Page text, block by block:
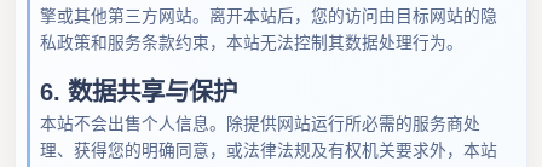
擎或其他第三方网站。离开本站后，您的访问由目标网站的隐
私政策和服务条款约束，本站无法控制其数据处理行为。
6. 数据共享与保护
本站不会出售个人信息。除提供网站运行所必需的服务商处
理、获得您的明确同意，或法律法规及有权机关要求外，本站